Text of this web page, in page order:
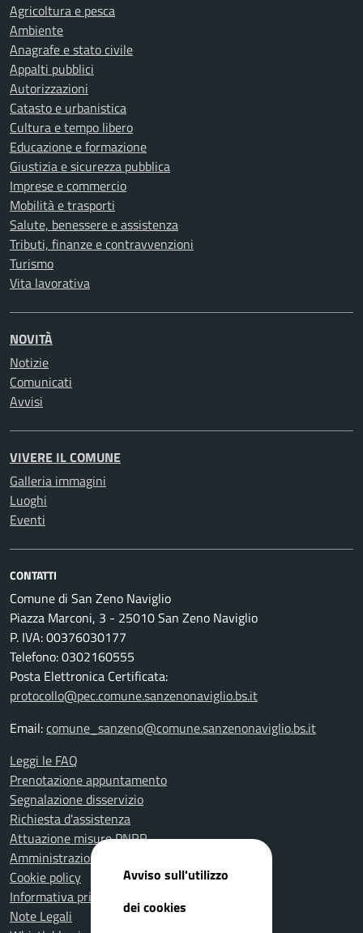
Agricoltura e pesca
Ambiente
Anagrafe e stato civile
Appalti pubblici
Autorizzazioni
Catasto e urbanistica
Cultura e tempo libero
Educazione e formazione
Giustizia e sicurezza pubblica
Imprese e commercio
Mobilità e trasporti
Salute, benessere e assistenza
Tributi, finanze e contravvenzioni
Turismo
Vita lavorativa
NOVITÀ
Notizie
Comunicati
Avvisi
VIVERE IL COMUNE
Galleria immagini
Luoghi
Eventi
CONTATTI
Comune di San Zeno Naviglio
Piazza Marconi, 3 - 25010 San Zeno Naviglio
P. IVA: 00376030177
Telefono: 0302160555
Posta Elettronica Certificata:
protocollo@pec.comune.sanzenonaviglio.bs.it
Email:comune_sanzeno@comune.sanzenonaviglio.bs.it
Leggi le FAQ
Prenotazione appuntamento
Segnalazione disservizio
Richiesta d'assistenza
Attuazione misure PNRR
Amministrazione trasparente
Cookie policy
Informativa privacy
Note Legali
Avviso sull'utilizzo
dei cookies